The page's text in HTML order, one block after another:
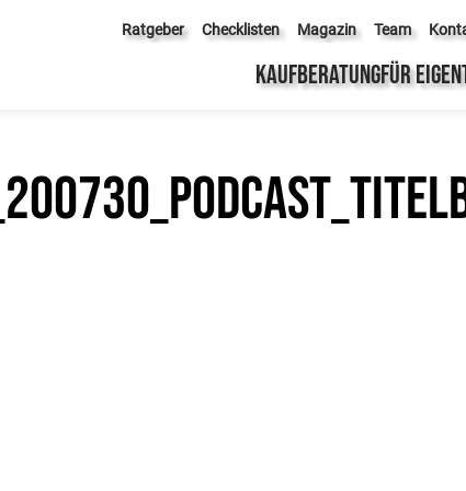
Ratgeber Checklisten Magazin Team
KAUFBERATUNGFÜR